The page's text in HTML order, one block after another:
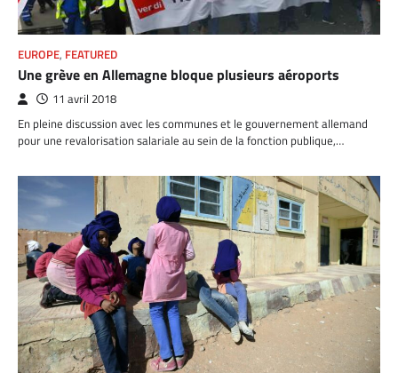
EUROPE, FEATURED
Une grève en Allemagne bloque plusieurs aéroports
11 avril 2018
En pleine discussion avec les communes et le gouvernement allemand
pour une revalorisation salariale au sein de la fonction publique,…